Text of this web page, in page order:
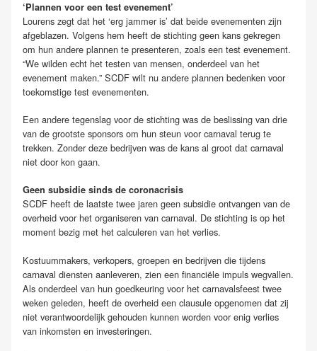
‘Plannen voor een test evenement’
Lourens zegt dat het ‘erg jammer is’ dat beide evenementen zijn
afgeblazen. Volgens hem heeft de stichting geen kans gekregen
om hun andere plannen te presenteren, zoals een test evenement.
“We wilden echt het testen van mensen, onderdeel van het
evenement maken.” SCDF wilt nu andere plannen bedenken voor
toekomstige test evenementen.
Een andere tegenslag voor de stichting was de beslissing van drie
van de grootste sponsors om hun steun voor carnaval terug te
trekken. Zonder deze bedrijven was de kans al groot dat carnaval
niet door kon gaan.
Geen subsidie sinds de coronacrisis
SCDF heeft de laatste twee jaren geen subsidie ontvangen van de
overheid voor het organiseren van carnaval. De stichting is op het
moment bezig met het calculeren van het verlies.
Kostuummakers, verkopers, groepen en bedrijven die tijdens
carnaval diensten aanleveren, zien een financiële impuls wegvallen.
Als onderdeel van hun goedkeuring voor het carnavalsfeest twee
weken geleden, heeft de overheid een clausule opgenomen dat zij
niet verantwoordelijk gehouden kunnen worden voor enig verlies
van inkomsten en investeringen.